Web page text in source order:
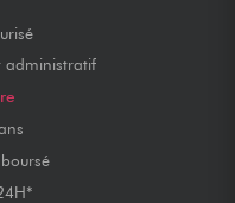
administratif